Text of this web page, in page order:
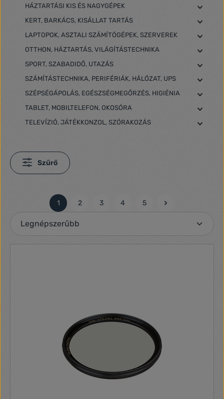
HÁZTARTÁSI KIS ÉS NAGYGÉPEK
KERT, BARKÁCS, KISÁLLAT TARTÁS
LAPTOPOK, ASZTALI SZÁMÍTÓGÉPEK, SZERVEREK
OTTHON, HÁZTARTÁS, VILÁGÍTÁSTECHNIKA
SPORT, SZABADIDŐ, UTAZÁS
SZÁMÍTÁSTECHNIKA, PERIFÉRIÁK, HÁLÓZAT, UPS
SZÉPSÉGÁPOLÁS, EGÉSZSÉGMEGŐRZÉS, HIGIÉNIA
TABLET, MOBILTELEFON, OKOSÓRA
TELEVÍZIÓ, JÁTÉKKONZOL, SZÓRAKOZÁS
Szűrő
Oldal
1
Oldal
2
Oldal
3
Oldal
4
Oldal
5